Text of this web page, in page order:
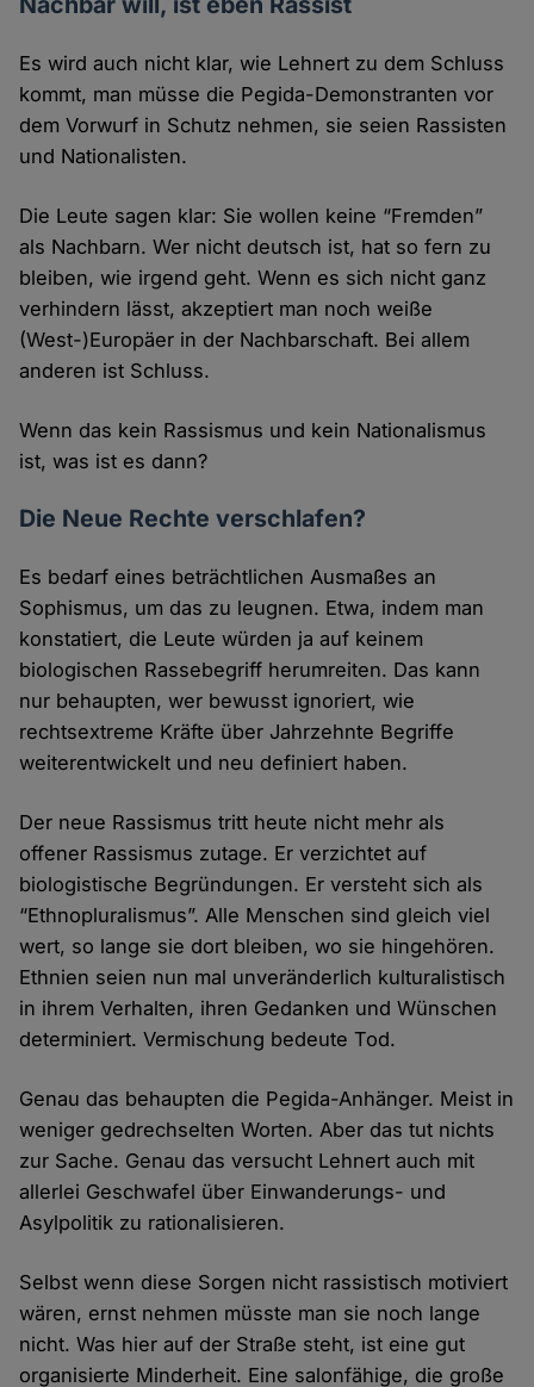
Es wird auch nicht klar, wie Lehnert zu dem Schluss
kommt, man müsse die Pegida-Demonstranten vor
dem Vorwurf in Schutz nehmen, sie seien Rassisten
und Nationalisten.
Die Leute sagen klar: Sie wollen keine “Fremden”
als Nachbarn. Wer nicht deutsch ist, hat so fern zu
bleiben, wie irgend geht. Wenn es sich nicht ganz
verhindern lässt, akzeptiert man noch weiße
(West-)Europäer in der Nachbarschaft. Bei allem
anderen ist Schluss.
Wenn das kein Rassismus und kein Nationalismus
ist, was ist es dann?
Die Neue Rechte verschlafen?
Es bedarf eines beträchtlichen Ausmaßes an
Sophismus, um das zu leugnen. Etwa, indem man
konstatiert, die Leute würden ja auf keinem
biologischen Rassebegriff herumreiten. Das kann
nur behaupten, wer bewusst ignoriert, wie
rechtsextreme Kräfte über Jahrzehnte Begriffe
weiterentwickelt und neu definiert haben.
Der neue Rassismus tritt heute nicht mehr als
offener Rassismus zutage. Er verzichtet auf
biologistische Begründungen. Er versteht sich als
“Ethnopluralismus”. Alle Menschen sind gleich viel
wert, so lange sie dort bleiben, wo sie hingehören.
Ethnien seien nun mal unveränderlich kulturalistisch
in ihrem Verhalten, ihren Gedanken und Wünschen
determiniert. Vermischung bedeute Tod.
Genau das behaupten die Pegida-Anhänger. Meist in
weniger gedrechselten Worten. Aber das tut nichts
zur Sache. Genau das versucht Lehnert auch mit
allerlei Geschwafel über Einwanderungs- und
Asylpolitik zu rationalisieren.
Selbst wenn diese Sorgen nicht rassistisch motiviert
wären, ernst nehmen müsste man sie noch lange
nicht. Was hier auf der Straße steht, ist eine gut
organisierte Minderheit. Eine salonfähige, die große